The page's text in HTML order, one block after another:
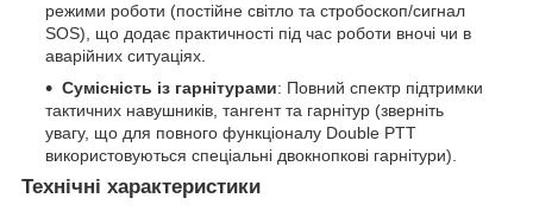
режими роботи (постійне світло та стробоскоп/сигнал
SOS), що додає практичності під час роботи вночі чи в
аварійних ситуаціях.
Сумісність із гарнітурами: Повний спектр підтримки
тактичних навушників, тангент та гарнітур (зверніть
увагу, що для повного функціоналу Double PTT
використовуються спеціальні двокнопкові гарнітури).
Технічні характеристики